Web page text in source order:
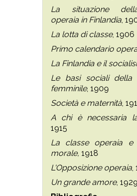
La situazione
operaia in Finlandia ,
La lotta di classe, 1906
Primo calendario
La Finlandia e il
Le basi sociali della
femminile, 1909
Società e maternità ,
A chi è necessaria
1915
La classe operaia
morale, 1918
L'Opposizione operaia
Un grande amore, 1929